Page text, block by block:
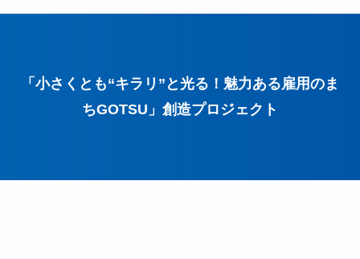
「小さくとも“キラリ”と光る！魅力ある雇用のま
ちGOTSU」創造プロジェクト